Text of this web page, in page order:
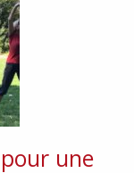
une